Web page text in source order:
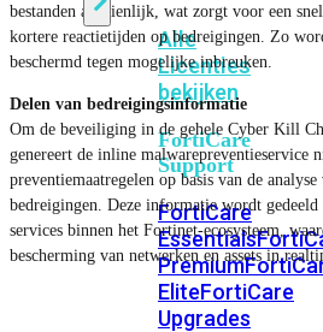
Alle
Licenties
bekijken
FortiCare
Support
FortiCare
Essentials
Premium
EliteFortiCare
Upgrades
bestanden aanzienlijk, wat zorgt voor een
kortere reactietijden op bedreigingen. Zo
beschermd tegen mogelijke inbreuken.
Delen van bedreigingsinformatie
Om de beveiliging in de gehele Cyber ​​Kill
genereert de inline malwarepreventieservice
preventiemaatregelen op basis van de
bedreigingen. Deze informatie wordt gedeeld
services binnen het Fortinet-ecosysteem,
bescherming van netwerken en assets in